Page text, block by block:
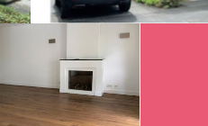
slaap/studeerkamer, 3e
moderne badkamer voorzien
uitstekend onderhouden